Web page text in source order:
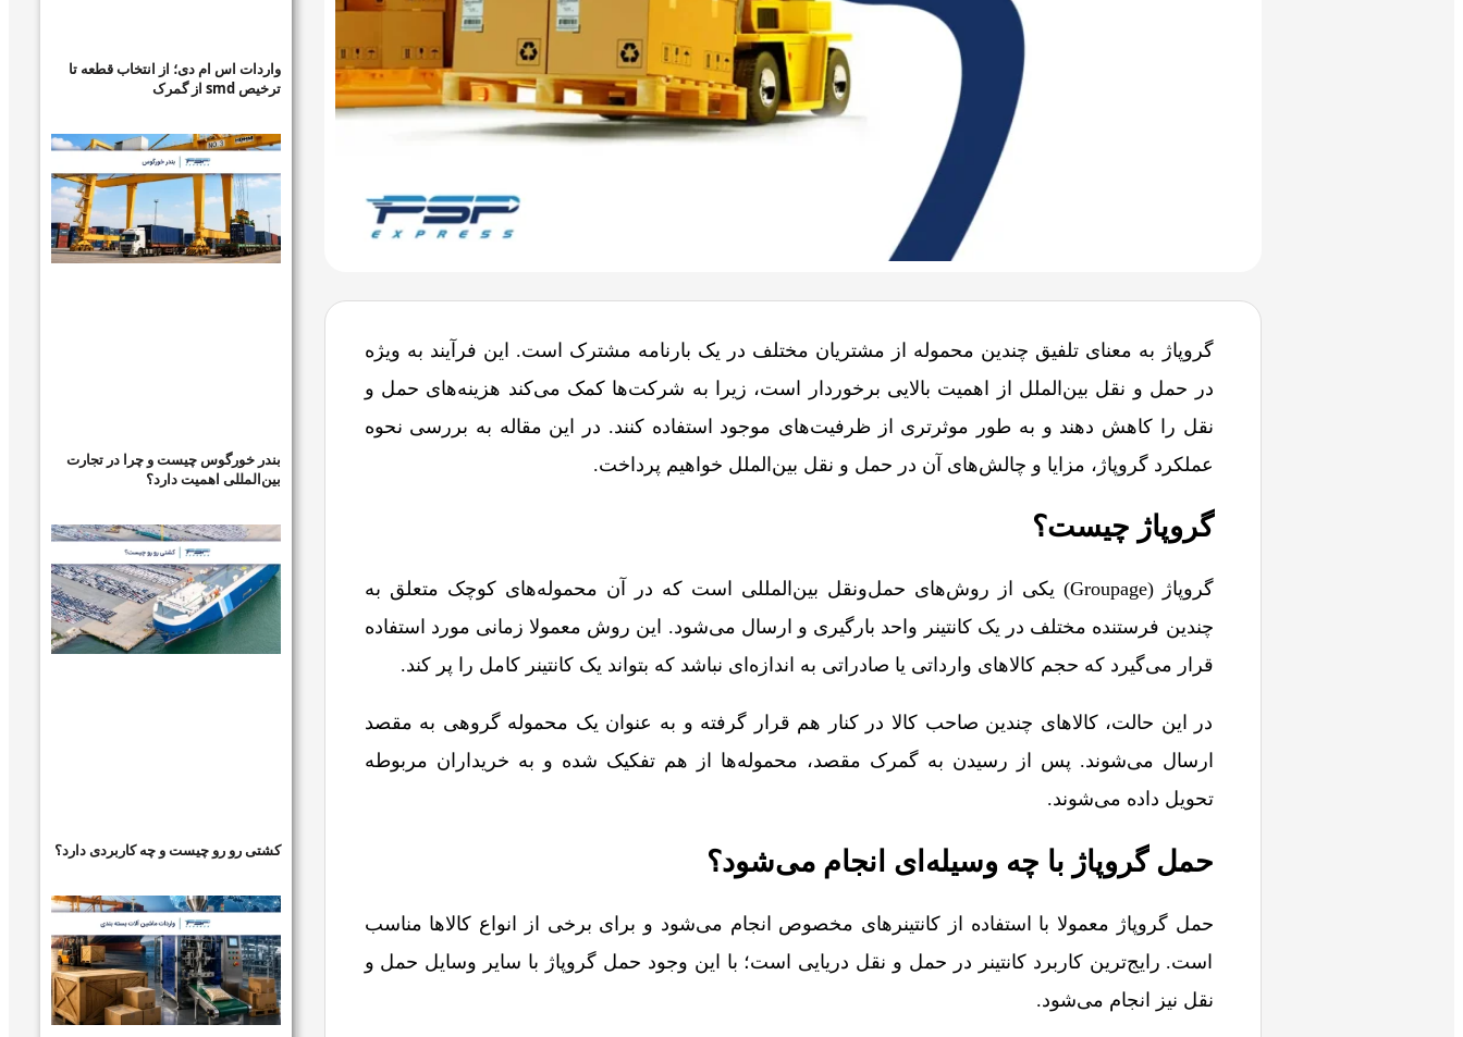
گروپاژ به معنای تلفیق چندین محموله از مشتریان مختلف در یک بارنامه مشترک است. این فرآیند به‌ ویژه
در حمل و نقل بین‌الملل از اهمیت بالایی برخوردار است، زیرا به شرکت‌ها کمک می‌کند هزینه‌های حمل و
نقل را کاهش دهند و به‌ طور موثرتری از ظرفیت‌های موجود استفاده کنند. در این مقاله به بررسی نحوه
عملکرد گروپاژ، مزایا و چالش‌های آن در حمل و نقل بین‌الملل خواهیم پرداخت.
گروپاژ چیست؟
گروپاژ (Groupage) یکی از روش‌های حمل‌ونقل بین‌المللی است که در آن محموله‌های کوچک متعلق به
چندین فرستنده مختلف در یک کانتینر واحد بارگیری و ارسال می‌شود. این روش معمولا زمانی مورد استفاده
قرار می‌گیرد که حجم کالاهای وارداتی یا صادراتی به اندازه‌ای نباشد که بتواند یک کانتینر کامل را پر کند.
در این حالت، کالاهای چندین صاحب‌ کالا در کنار هم قرار گرفته و به‌ عنوان یک محموله گروهی به مقصد
ارسال می‌شوند. پس از رسیدن به گمرک مقصد، محموله‌ها از هم تفکیک شده و به خریداران مربوطه
تحویل داده می‌شوند.
حمل گروپاژ با چه وسیله‌ای انجام می‌شود؟
حمل گروپاژ معمولا با استفاده از کانتینرهای مخصوص انجام می‌شود و برای برخی از انواع کالاها مناسب
است. رایج‌ترین کاربرد کانتینر در حمل و نقل دریایی است؛ با این وجود حمل گروپاژ با سایر وسایل حمل و
نقل نیز انجام می‌شود.
واردات اس ام دی؛ از انتخاب قطعه تا
ترخیص smd از گمرک
بندر خورگوس چیست و چرا در تجارت
بین‌المللی اهمیت دارد؟
کشتی رو رو چیست و چه کاربردی دارد؟